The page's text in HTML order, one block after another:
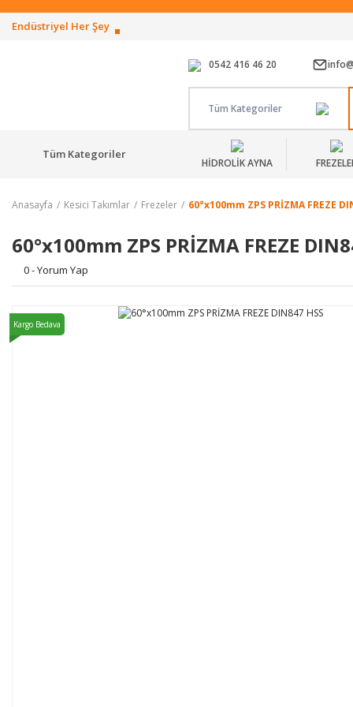
Endüstriyel Her Şey
0542 416 46 20
Tüm Kategoriler
Tüm Kategoriler
HİDROLİK AYNA
Anasayfa Kesici Takımlar Frezeler 60°x100mm ZPS PRİZMA FREZE
60°x100mm ZPS PRİZMA FREZE
0 - Yorum Yap
Kargo Bedava